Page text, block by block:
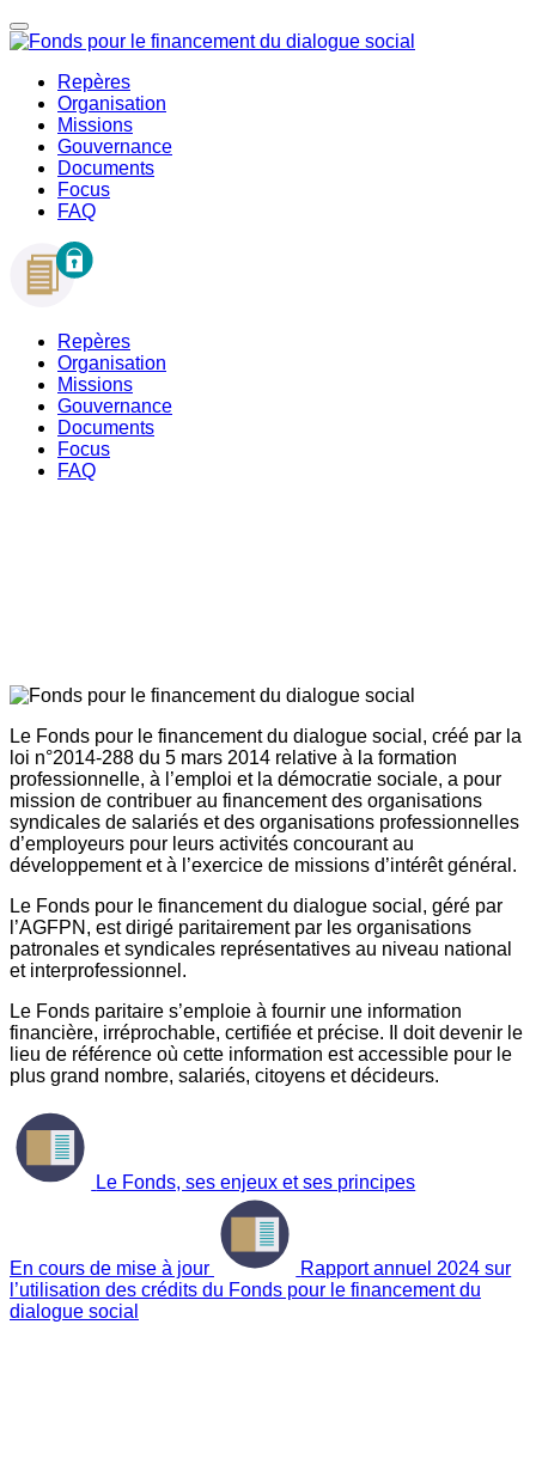
Repères
Organisation
Missions
Gouvernance
Documents
Focus
FAQ
Repères
Organisation
Missions
Gouvernance
Documents
Focus
FAQ
Le Fonds pour le financement du dialogue social, créé par la
loi n°2014-288 du 5 mars 2014 relative à la formation
professionnelle, à l’emploi et la démocratie sociale, a pour
mission de contribuer au financement des organisations
syndicales de salariés et des organisations professionnelles
d’employeurs pour leurs activités concourant au
développement et à l’exercice de missions d’intérêt général.
Le Fonds pour le financement du dialogue social, géré par
l’AGFPN, est dirigé paritairement par les organisations
patronales et syndicales représentatives au niveau national
et interprofessionnel.
Le Fonds paritaire s’emploie à fournir une information
financière, irréprochable, certifiée et précise. Il doit devenir le
lieu de référence où cette information est accessible pour le
plus grand nombre, salariés, citoyens et décideurs.
Le Fonds, ses enjeux et ses principes
En cours de mise à jour
Rapport annuel 2024 sur
l’utilisation des crédits du Fonds pour le financement du
dialogue social